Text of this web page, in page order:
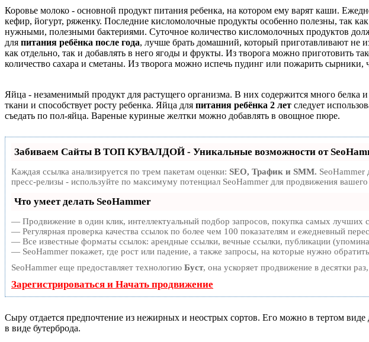
Коровье молоко - основной продукт питания ребенка, на котором ему варят каши.
кефир, йогурт, ряженку. Последние кисломолочные продукты особенно полезны, так
нужными, полезными бактериями. Суточное количество кисломолочных продуктов
для питания ребёнка после года, лучше брать домашний, который приготавливают не
как отдельно, так и добавлять в него ягоды и фрукты. Из творога можно приготовить
количество сахара и сметаны. Из творога можно испечь пудинг или пожарить сырники,
Яйца - незаменимый продукт для растущего организма. В них содержится много
ткани и способствует росту ребенка. Яйца для питания ребёнка 2 лет следует
съедать по пол-яйца. Вареные куриные желтки можно добавлять в овощное пюре.
Забиваем Сайты В ТОП КУВАЛДОЙ - Уникальные возможности от
Каждая ссылка анализируется по трем пакетам оценки: SEO, Трафик и SMM. SeoHammer
пресс-релизы - используйте по максимуму потенциал SeoHammer для продвижения вашего
Что умеет делать SeoHammer
— Продвижение в один клик, интеллектуальный подбор запросов, покупка самых лучших
— Регулярная проверка качества ссылок по более чем 100 показателям и ежедневный
— Все известные форматы ссылок: арендные ссылки, вечные ссылки, публикации
— SeoHammer покажет, где рост или падение, а также запросы, на которые нужно
SeoHammer еще предоставляет технологию Буст, она ускоряет продвижение в десятки
Зарегистрироваться и Начать продвижение
Сыру отдается предпочтение из нежирных и неострых сортов. Его можно в тертом
в виде бутерброда.